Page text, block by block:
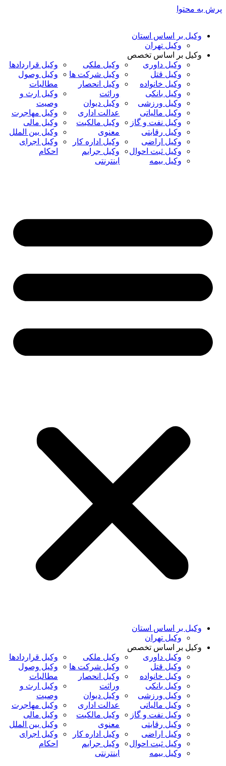
پرش به محتوا
وکیل بر اساس استان
وکیل تهران
وکیل بر اساس تخصص
وکیل داوری
وکیل قتل
وکیل خانواده
وکیل بانکی
وکیل ورزشی
وکیل مالیاتی
وکیل نفت و گاز
وکیل رقابتی
وکیل اراضی
وکیل ثبت احوال
وکیل بیمه
وکیل ملکی
وکیل شرکت ها
وکیل انحصار
وراثت
وکیل دیوان
عدالت اداری
وکیل مالکیت
معنوی
وکیل اداره کار
وکیل جرایم
اینترنتی
وکیل قراردادها
وکیل وصول
مطالبات
وکیل ارث و
وصیت
وکیل مهاجرت
وکیل مالی
وکیل بین الملل
وکیل اجرای
احکام
وکیل بر اساس استان
وکیل تهران
وکیل بر اساس تخصص
وکیل داوری
وکیل قتل
وکیل خانواده
وکیل بانکی
وکیل ورزشی
وکیل مالیاتی
وکیل نفت و گاز
وکیل رقابتی
وکیل اراضی
وکیل ثبت احوال
وکیل بیمه
وکیل ملکی
وکیل شرکت ها
وکیل انحصار
وراثت
وکیل دیوان
عدالت اداری
وکیل مالکیت
معنوی
وکیل اداره کار
وکیل جرایم
اینترنتی
وکیل قراردادها
وکیل وصول
مطالبات
وکیل ارث و
وصیت
وکیل مهاجرت
وکیل مالی
وکیل بین الملل
وکیل اجرای
احکام